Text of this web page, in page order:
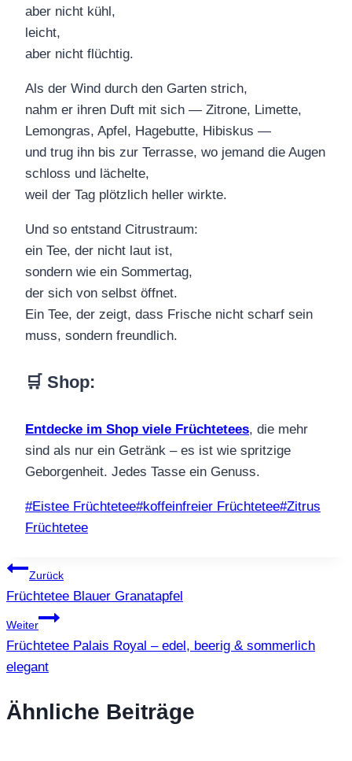
aber nicht kühl,
leicht,
aber nicht flüchtig.
Als der Wind durch den Garten strich,
nahm er ihren Duft mit sich — Zitrone, Limette,
Lemongras, Apfel, Hagebutte, Hibiskus —
und trug ihn bis zur Terrasse, wo jemand die Augen
schloss und lächelte,
weil der Tag plötzlich heller wirkte.
Und so entstand Citrustraum:
ein Tee, der nicht laut ist,
sondern wie ein Sommertag,
der sich von selbst öffnet.
Ein Tee, der zeigt, dass Frische nicht scharf sein
muss, sondern freundlich.
🛒 Shop:
Entdecke im Shop viele Früchtetees, die mehr
sind als nur ein Getränk – es ist wie spritzige
Geborgenheit. Jedes Tasse ein Genuss.
Schlagworte:
#Eistee Früchtetee#koffeinfreier Früchtetee#Zitrus
Früchtetee
Beitragsnavigation
Zurück
Früchtetee Blauer Granatapfel
Weiter
Früchtetee Palais Royal – edel, beerig & sommerlich
elegant
Ähnliche Beiträge